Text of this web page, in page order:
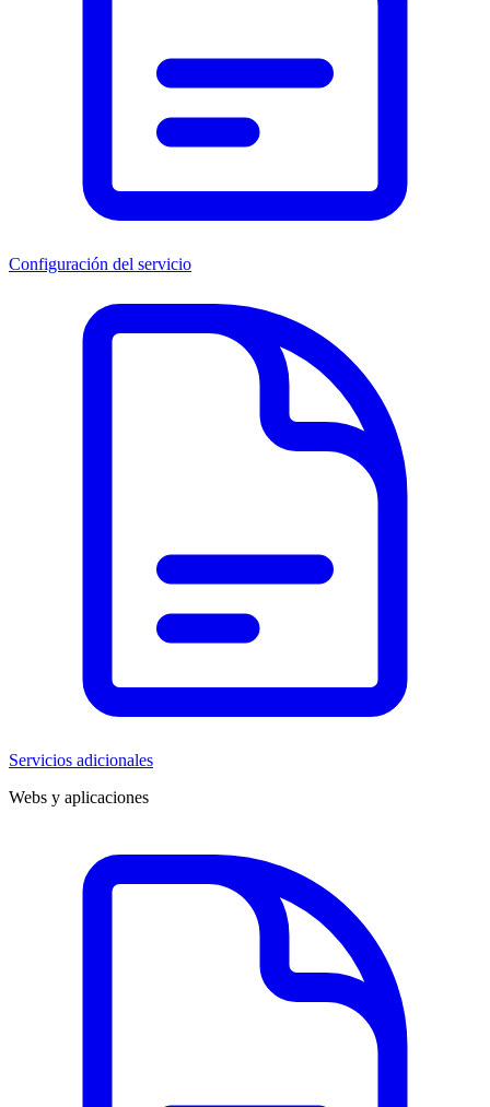
Configuración del servicio
Servicios adicionales
Webs y aplicaciones